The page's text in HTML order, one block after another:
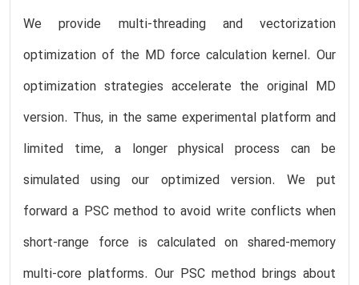
We provide multi-threading and vectorization
optimization of the MD force calculation kernel. Our
optimization strategies accelerate the original MD
version. Thus, in the same experimental platform and
limited time, a longer physical process can be
simulated using our optimized version. We put
forward a PSC method to avoid write conflicts when
short-range force is calculated on shared-memory
multi-core platforms. Our PSC method brings about